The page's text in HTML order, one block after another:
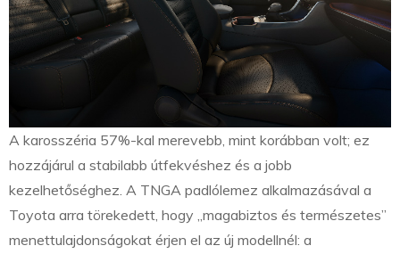
A karosszéria 57%-kal merevebb, mint korábban volt; ez
hozzájárul a stabilabb útfekvéshez és a jobb
kezelhetőséghez. A TNGA padlólemez alkalmazásával a
Toyota arra törekedett, hogy „magabiztos és természetes”
menettulajdonságokat érjen el az új modellnél: a